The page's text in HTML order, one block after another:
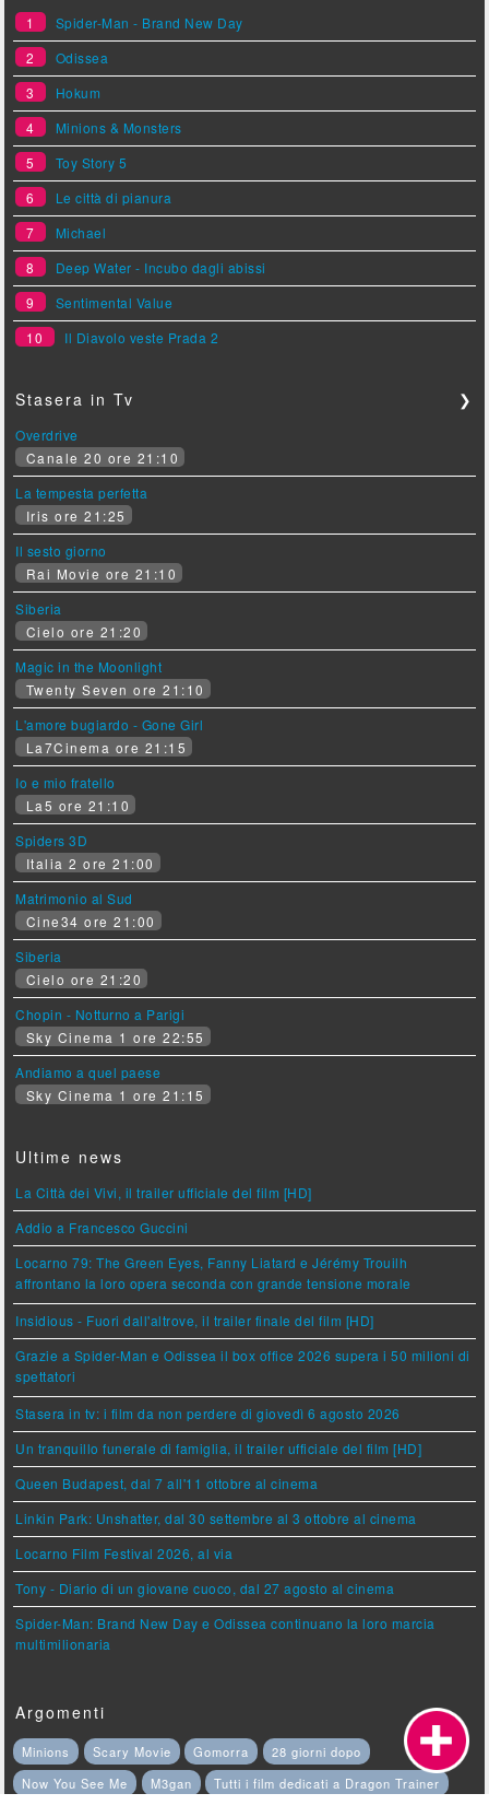
1
Spider-Man - Brand New Day
2
Odissea
3
Hokum
4
Minions & Monsters
5
Toy Story 5
6
Le città di pianura
7
Michael
8
Deep Water - Incubo dagli abissi
9
Sentimental Value
10
Il Diavolo veste Prada 2
Stasera in Tv ❯
Overdrive
Canale 20 ore 21:10
La tempesta perfetta
Iris ore 21:25
Il sesto giorno
Rai Movie ore 21:10
Siberia
Cielo ore 21:20
Magic in the Moonlight
Twenty Seven ore 21:10
L'amore bugiardo - Gone Girl
La7Cinema ore 21:15
Io e mio fratello
La5 ore 21:10
Spiders 3D
Italia 2 ore 21:00
Matrimonio al Sud
Cine34 ore 21:00
Siberia
Cielo ore 21:20
Chopin - Notturno a Parigi
Sky Cinema 1 ore 22:55
Andiamo a quel paese
Sky Cinema 1 ore 21:15
Ultime news
La Città dei Vivi, il trailer ufficiale del film [HD]
Addio a Francesco Guccini
Locarno 79: The Green Eyes, Fanny Liatard e Jérémy Trouilh
affrontano la loro opera seconda con grande tensione morale
Insidious - Fuori dall'altrove, il trailer finale del film [HD]
Grazie a Spider-Man e Odissea il box office 2026 supera i 50 milioni di
spettatori
Stasera in tv: i film da non perdere di giovedì 6 agosto 2026
Un tranquillo funerale di famiglia, il trailer ufficiale del film [HD]
Queen Budapest, dal 7 all'11 ottobre al cinema
Linkin Park: Unshatter, dal 30 settembre al 3 ottobre al cinema
Locarno Film Festival 2026, al via
Tony - Diario di un giovane cuoco, dal 27 agosto al cinema
Spider-Man: Brand New Day e Odissea continuano la loro marcia
multimilionaria
Argomenti
Minions Scary Movie Gomorra
28 giorni dopo
Now You See Me
M3gan
Tutti i film dedicati a Dragon Trainer